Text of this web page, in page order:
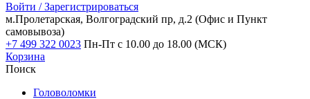
Войти / Зарегистрироваться
м.Пролетарская, Волгоградский пр, д.2 (Офис и Пункт
самовывоза)
+7 499 322 0023 Пн-Пт с 10.00 до 18.00 (МСК)
Корзина
Поиск
Головоломки